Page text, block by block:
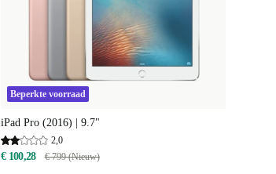
Beperkte voorraad
iPad Pro (2016) | 9.7"
2,0
€ 100,28 € 799 (Nieuw)